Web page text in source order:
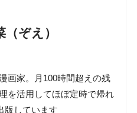
ぞえ）
画家。月100時間超えの残
を活用してほぼ定時で帰れ
版しています